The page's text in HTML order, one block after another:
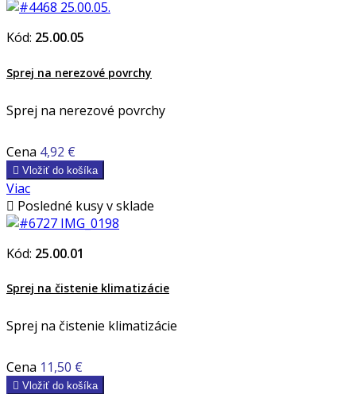
Kód: 25.00.05
Sprej na nerezové povrchy
Sprej na nerezové povrchy
Cena 4,92 €
 Vložiť do košíka
Viac
 Posledné kusy v sklade
Kód: 25.00.01
Sprej na čistenie klimatizácie
Sprej na čistenie klimatizácie
Cena 11,50 €
 Vložiť do košíka